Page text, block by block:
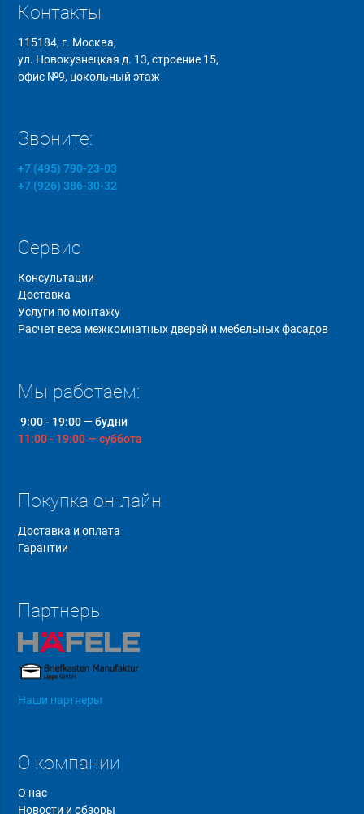
Контакты
115184, г. Москва,
ул. Новокузнецкая д. 13, строение 15,
офис №9, цокольный этаж
Звоните:
+7 (495) 790-23-03
+7 (926) 386-30-32
Сервис
Консультации
Доставка
Услуги по монтажу
Расчет веса межкомнатных дверей и мебельных фасадов
Мы работаем:
9:00 - 19:00 — будни
11:00 - 19:00 — суббота
Покупка он-лайн
Доставка и оплата
Гарантии
Партнеры
Наши партнеры
О компании
О нас
Новости и обзоры